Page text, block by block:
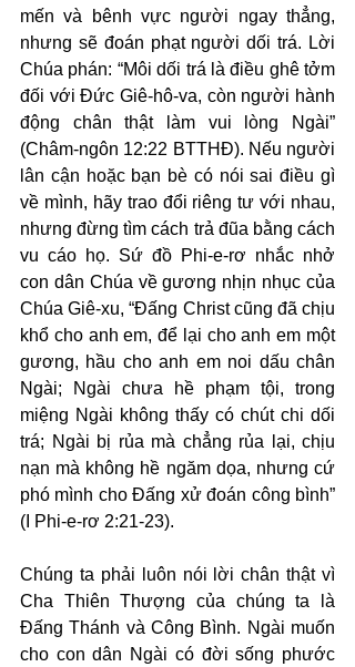
mến và bênh vực người ngay thẳng,
nhưng sẽ đoán phạt người dối trá. Lời
Chúa phán: “Môi dối trá là điều ghê tởm
đối với Đức Giê-hô-va, còn người hành
động chân thật làm vui lòng Ngài”
(Châm-ngôn 12:22 BTTHĐ). Nếu người
lân cận hoặc bạn bè có nói sai điều gì
về mình, hãy trao đổi riêng tư với nhau,
nhưng đừng tìm cách trả đũa bằng cách
vu cáo họ. Sứ đồ Phi-e-rơ nhắc nhở
con dân Chúa về gương nhịn nhục của
Chúa Giê-xu, “Đấng Christ cũng đã chịu
khổ cho anh em, để lại cho anh em một
gương, hầu cho anh em noi dấu chân
Ngài; Ngài chưa hề phạm tội, trong
miệng Ngài không thấy có chút chi dối
trá; Ngài bị rủa mà chẳng rủa lại, chịu
nạn mà không hề ngăm dọa, nhưng cứ
phó mình cho Đấng xử đoán công bình”
(I Phi-e-rơ 2:21-23).
Chúng ta phải luôn nói lời chân thật vì
Cha Thiên Thượng của chúng ta là
Đấng Thánh và Công Bình. Ngài muốn
cho con dân Ngài có đời sống phước